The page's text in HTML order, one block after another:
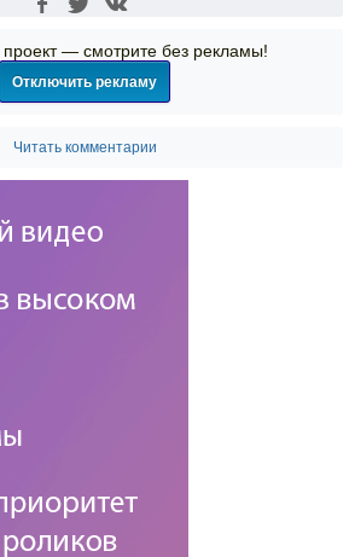
— смотрите без рекламы!
Отключить рекламу
Читать комментарии